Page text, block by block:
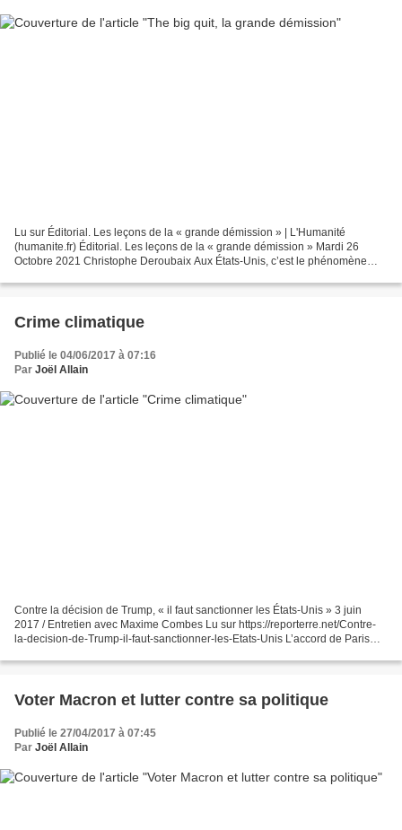
Lu sur Éditorial. Les leçons de la « grande démission » | L'Humanité
(humanite.fr) Éditorial. Les leçons de la « grande démission » Mardi 26
Octobre 2021 Christophe Deroubaix Aux États-Unis, c’est le phénomène
Crime climatique
Publié le 04/06/2017 à 07:16
Par Joël Allain
Contre la décision de Trump, « il faut sanctionner les États-Unis » 3 juin
2017 / Entretien avec Maxime Combes Lu sur https://reporterre.net/Contre-
la-decision-de-Trump-il-faut-sanctionner-les-Etats-Unis L’accord de Paris
Voter Macron et lutter contre sa politique
Publié le 27/04/2017 à 07:45
Par Joël Allain